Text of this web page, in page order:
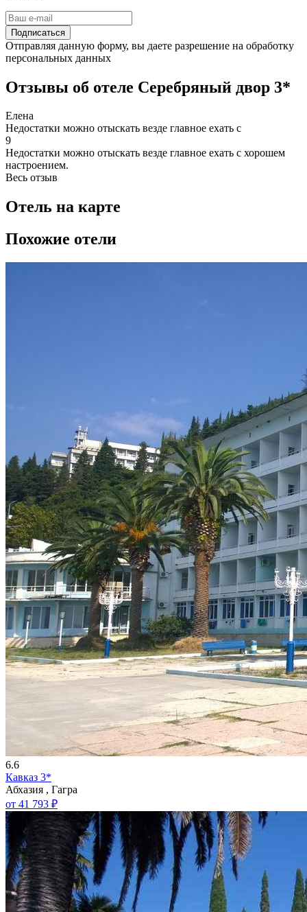
Подписаться
Отправляя данную форму, вы даете разрешение на обработку
персональных данных
Отзывы об отеле Серебряный двор 3*
Елена
Недостатки можно отыскать везде главное ехать с
9
Недостатки можно отыскать везде главное ехать с хорошем
настроением.
Весь отзыв
Отель на карте
Похожие отели
6.6
Кавказ 3*
Абхазия , Гагра
от 41 793 ₽